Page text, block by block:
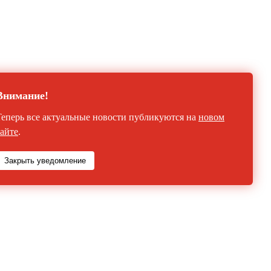
все актуальные новости публикуются на новом
.
Закрыть уведомление